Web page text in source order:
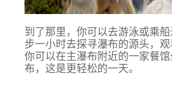
到了那里，你可以去游泳或乘
步一小时去探寻瀑布的源头，观
你可以在主瀑布附近的一家餐
布，这是更轻松的一天。